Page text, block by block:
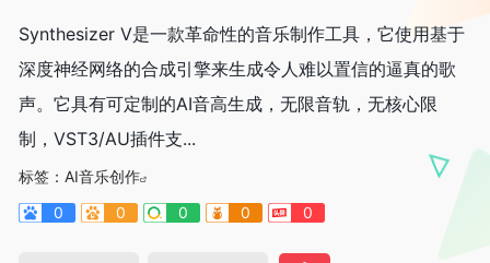
Synthesizer V是一款革命性的音乐制作工具，它使用基于
深度神经网络的合成引擎来生成令人难以置信的逼真的歌
声。它具有可定制的AI音高生成，无限音轨，无核心限
制，VST3/AU插件支...
标签： AI音乐创作
0
0 0 0 0